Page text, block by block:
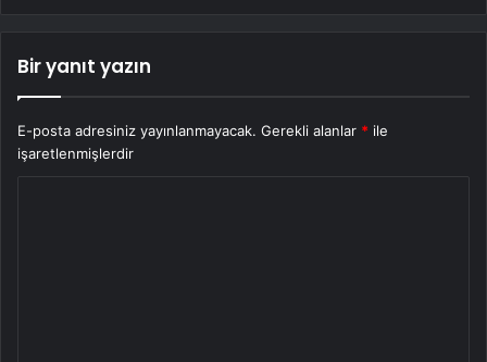
Bir yanıt yazın
E-posta adresiniz yayınlanmayacak. Gerekli alanlar * ile
işaretlenmişlerdir